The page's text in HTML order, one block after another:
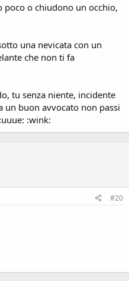
poco o chiudono un occhio,
una nevicata con un
che non ti fa
tu senza niente, incidente
un buon avvocato non passi
:wink:
#20